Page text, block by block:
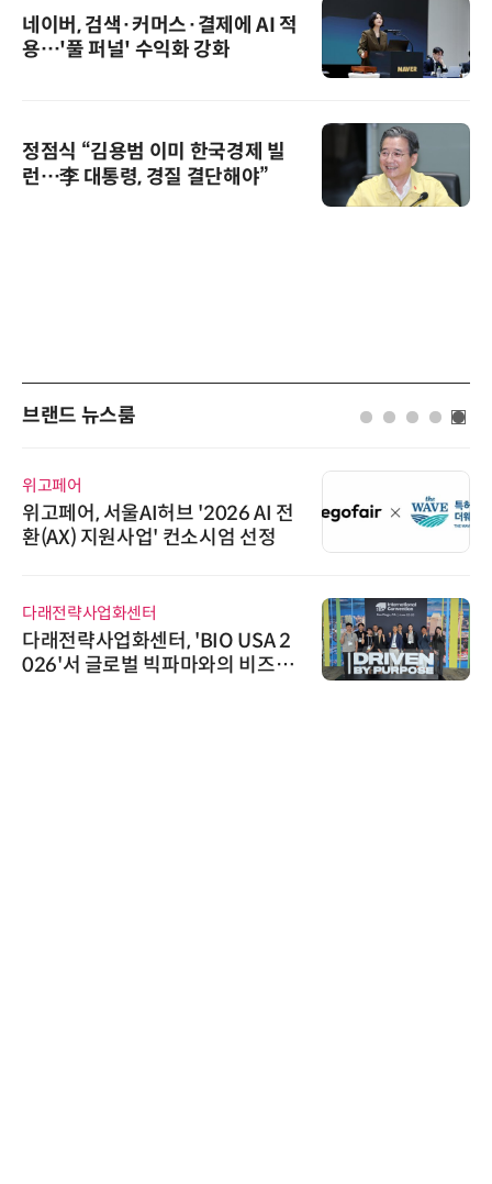
네이버, 검색·커머스·결제에 AI 적
용…'풀 퍼널' 수익화 강화
정점식 “김용범 이미 한국경제 빌
런…李 대통령, 경질 결단해야”
브랜드 뉴스룸
위고페어
위고페어, 서울AI허브 '2026 AI 전
환(AX) 지원사업' 컨소시엄 선정
다래전략사업화센터
다래전략사업화센터, 'BIO USA 2
026'서 글로벌 빅파마와의 비즈니